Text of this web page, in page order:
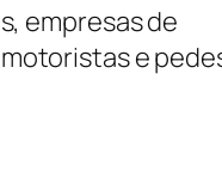
empresas de
e